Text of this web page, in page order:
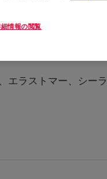
エラストマー、シー
情報の閲覧